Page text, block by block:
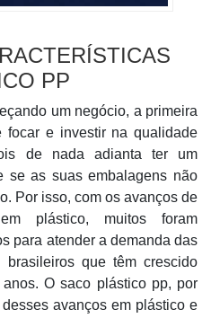
PP
um negócio, a primeira
e investir na qualidade
de nada adianta ter um
se as suas embalagens não
Por isso, com os avanços de
plástico, muitos foram
para atender a demanda das
que têm crescido
O saco plástico pp, por
avanços em plástico e